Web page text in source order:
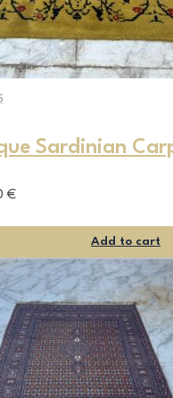
Sardinian
€
Add to cart